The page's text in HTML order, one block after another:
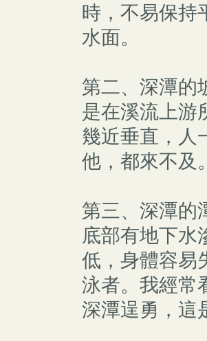
時，不易保持
水面。
第二、深潭的
是在溪流上游
幾近垂直，人
他，都來不及。
第三、深潭的
底部有地下
低，身體容易
泳者。我經常
深潭逞勇，這